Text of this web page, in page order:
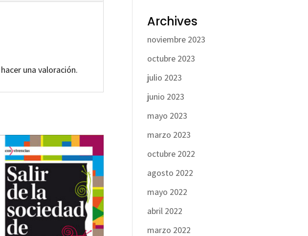
una valoración.
Archives
noviembre 2023
octubre 2023
julio 2023
junio 2023
mayo 2023
marzo 2023
octubre 2022
agosto 2022
mayo 2022
abril 2022
marzo 2022